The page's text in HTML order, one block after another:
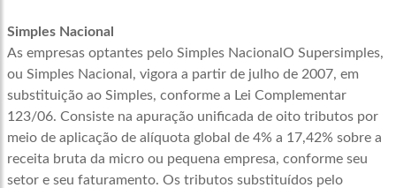
Simples Nacional
As empresas optantes pelo Simples Nacional O Supersimples,
ou Simples Nacional, vigora a partir de julho de 2007, em
substituição ao Simples, conforme a Lei Complementar
123/06. Consiste na apuração unificada de oito tributos por
meio de aplicação de alíquota global de 4% a 17,42% sobre a
receita bruta da micro ou pequena empresa, conforme seu
setor e seu faturamento. Os tributos substituídos pelo